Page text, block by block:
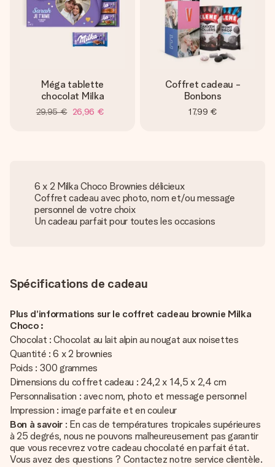
Méga tablette
chocolat Milka
29,95 € 26,96 €
Coffret cadeau -
Bonbons
17,99 €
6 x 2 Milka Choco Brownies délicieux
Coffret cadeau avec photo, nom et/ou message
personnel de votre choix
Un cadeau parfait pour toutes les occasions
Spécifications de cadeau
Plus d’informations sur le coffret cadeau brownie Milka
Choco :
Chocolat : Chocolat au lait alpin au nougat aux noisettes
Quantité : 6 x 2 brownies
Poids : 300 grammes
Dimensions du coffret cadeau : 24,2 x 14,5 x 2,4 cm
Personnalisation : avec nom, photo et message personnel
Impression : image parfaite et en couleur
Bon à savoir : En cas de températures tropicales supérieures
à 25 degrés, nous ne pouvons malheureusement pas garantir
que vous recevrez votre cadeau chocolaté en parfait état.
Vous avez des questions ? Contactez notre service clientèle.